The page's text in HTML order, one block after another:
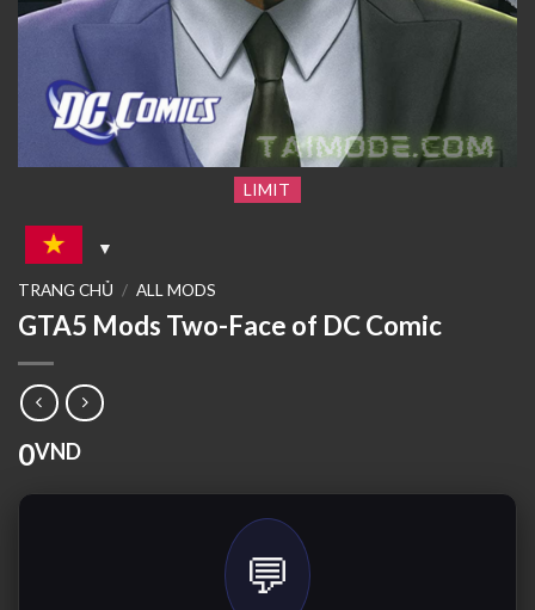
LIMIT
TRANG CHỦ / ALL MODS
GTA5 Mods Two-Face of DC Comic
0VND
💬